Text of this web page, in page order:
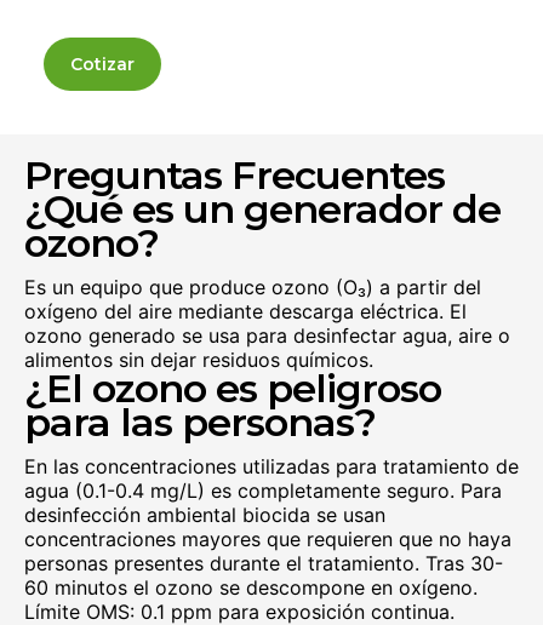
Cotizar
Preguntas Frecuentes
¿Qué es un generador de
ozono?
Es un equipo que produce ozono (O₃) a partir del
oxígeno del aire mediante descarga eléctrica. El
ozono generado se usa para desinfectar agua, aire o
alimentos sin dejar residuos químicos.
¿El ozono es peligroso
para las personas?
En las concentraciones utilizadas para tratamiento de
agua (0.1-0.4 mg/L) es completamente seguro. Para
desinfección ambiental biocida se usan
concentraciones mayores que requieren que no haya
personas presentes durante el tratamiento. Tras 30-
60 minutos el ozono se descompone en oxígeno.
Límite OMS: 0.1 ppm para exposición continua.